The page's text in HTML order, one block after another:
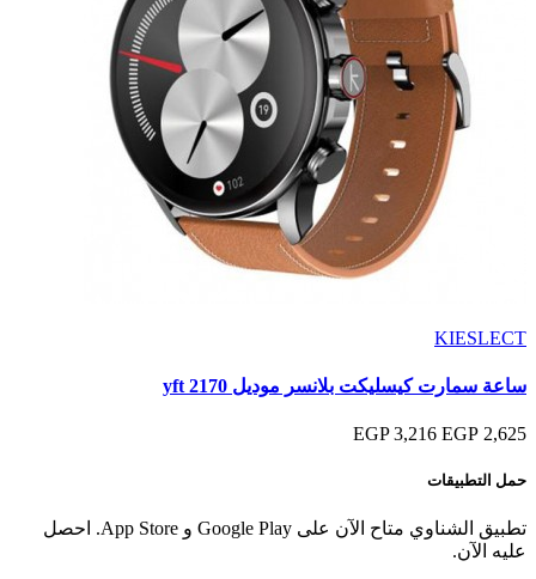
KIESLECT
ساعة سمارت كيسليكت بلانسر موديل yft 2170
2,625 EGP
3,216 EGP
حمل التطبيقات
تطبيق الشناوي متاح الآن على Google Play و App Store. احصل
عليه الآن.